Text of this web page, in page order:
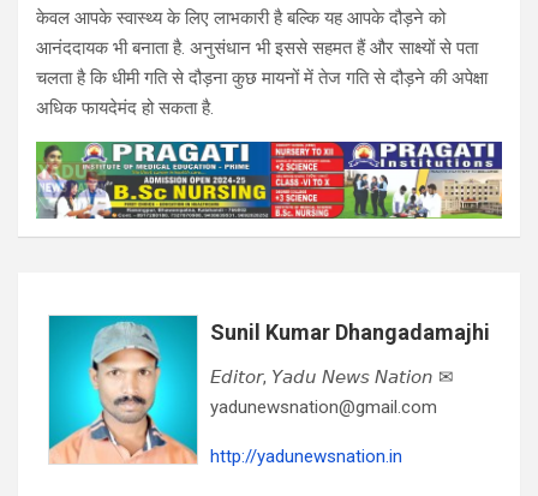
केवल आपके स्वास्थ्य के लिए लाभकारी है बल्कि यह आपके दौड़ने को
आनंददायक भी बनाता है. अनुसंधान भी इससे सहमत हैं और साक्ष्यों से पता
चलता है कि धीमी गति से दौड़ना कुछ मायनों में तेज गति से दौड़ने की अपेक्षा
अधिक फायदेमंद हो सकता है.
Sunil Kumar Dhangadamajhi
𝘌𝘥𝘪𝘵𝘰𝘳, 𝘠𝘢𝘥𝘶 𝘕𝘦𝘸𝘴 𝘕𝘢𝘵𝘪𝘰𝘯 ✉
yadunewsnation@gmail.com
http://yadunewsnation.in